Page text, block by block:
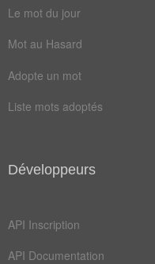
chinois
capitale
japonais
massacre
Le mot du jour
Mot au Hasard
Adopte un mot
Liste mots adoptés
Développeurs
API Inscription
API Documentation